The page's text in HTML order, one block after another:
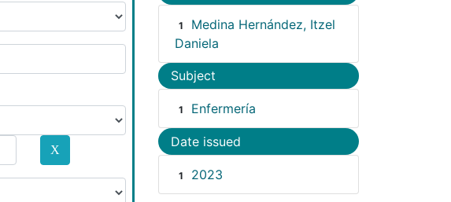
1
Medina Hernández, Itzel
Daniela
Subject
1 Enfermería
Date issued
1 2023